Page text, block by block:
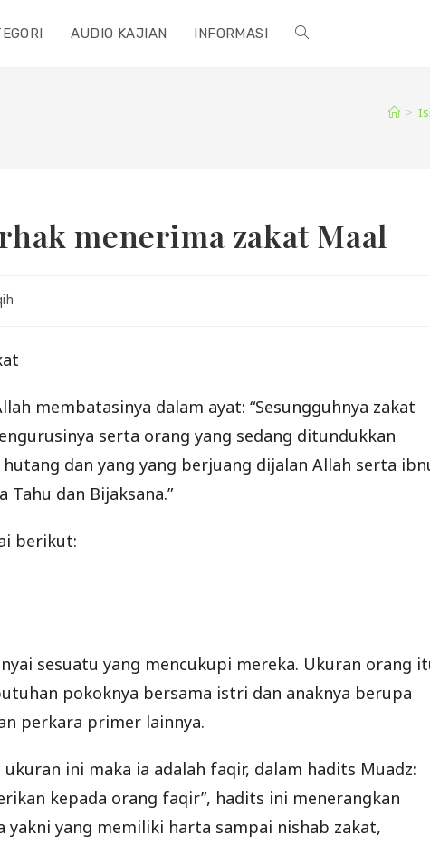
AUDIO KAJIAN INFORMASI TOGGLE
>
menerima zakat Maal
membatasinya dalam ayat: “Sesungguhnya zakat
serta orang yang sedang ditundukkan
dan yang yang berjuang dijalan Allah serta
dan Bijaksana.”
berikut:
sesuatu yang mencukupi mereka. Ukuran orang
pokoknya bersama istri dan anaknya berupa
perkara primer lainnya.
ini maka ia adalah faqir, dalam hadits Muadz:
kepada orang faqir”, hadits ini menerangkan
yakni yang memiliki harta sampai nishab zakat,